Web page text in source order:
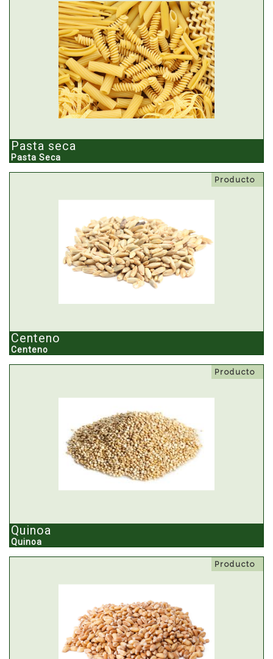
Pasta seca
Pasta Seca
Producto
Centeno
Centeno
Producto
Quinoa
Quinoa
Producto